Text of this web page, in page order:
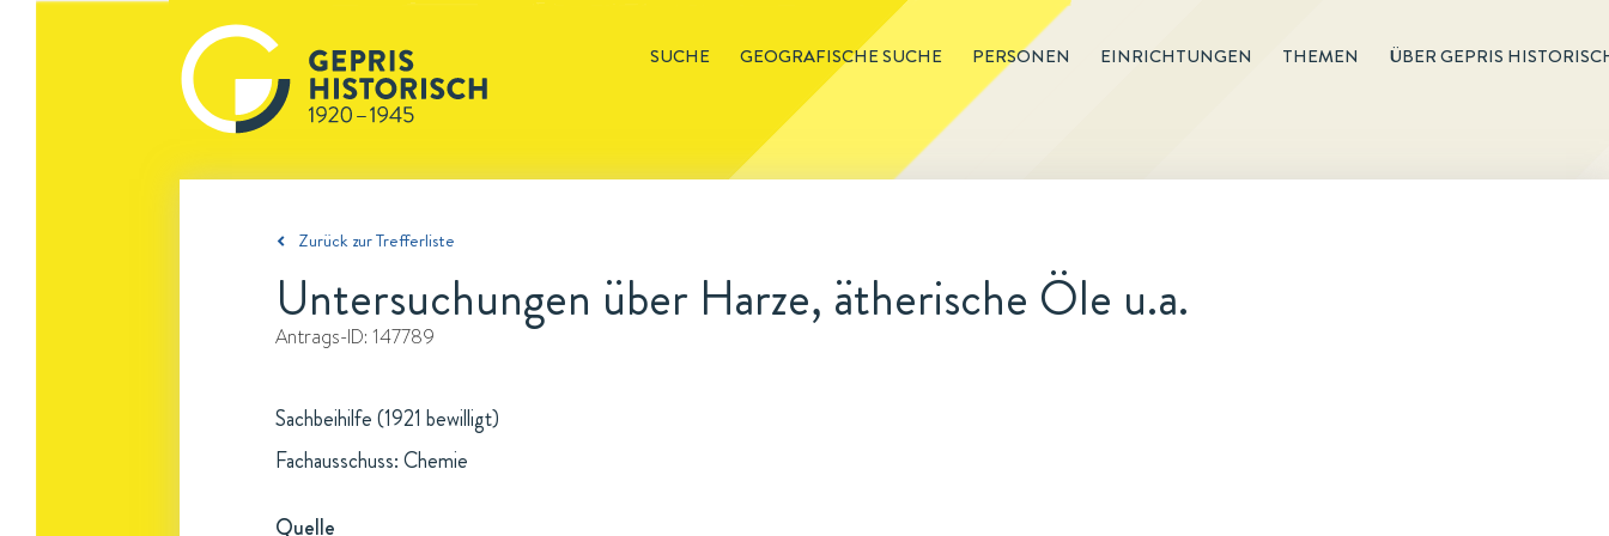
SUCHE GEOGRAFISCHE SUCHE PERSONEN EINRICHTUNGEN THEMEN ÜBER GEPRIS
Zurück zur Trefferliste
Untersuchungen über Harze, ätherische Öle u.a.
Antrags-ID: 147789
Sachbeihilfe (1921 bewilligt)
Fachausschuss: Chemie
Quelle